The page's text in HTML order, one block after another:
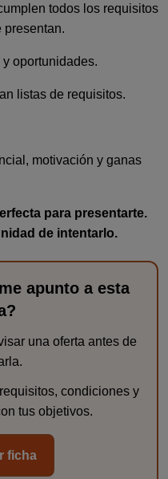
todos los requisitos
presentan.
oportunidades.
listas de requisitos.
motivación y ganas
para presentarte.
de intentarlo.
apunto a esta
una oferta antes de
condiciones y
tus objetivos.
ficha